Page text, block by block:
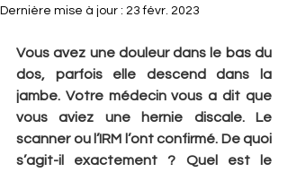
Dernière mise à jour : 23 févr. 2023
Vous avez une douleur dans le bas du
dos, parfois elle descend dans la
jambe. Votre médecin vous a dit que
vous aviez une hernie discale. Le
scanner ou l’IRM l’ont confirmé. De quoi
s’agit-il exactement ? Quel est le